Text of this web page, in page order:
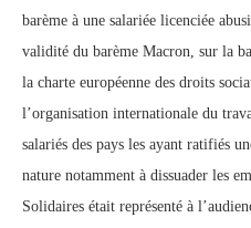
barème à une salariée licenciée
validité du barème Macron, sur la
la charte européenne des droits
l’organisation internationale du
salariés des pays les ayant ratifiés
nature notamment à dissuader les
Solidaires était représenté à